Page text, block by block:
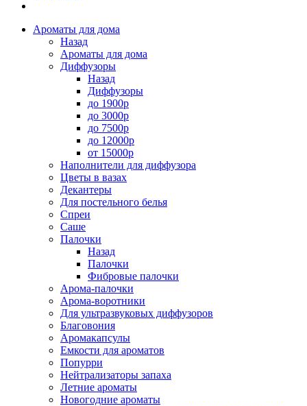
Ароматы для дома
Назад
Ароматы для дома
Диффузоры
Назад
Диффузоры
до 1900р
до 3000р
до 7500р
до 12000р
от 15000р
Наполнители для диффузора
Цветы в вазах
Декантеры
Для постельного белья
Спреи
Саше
Палочки
Назад
Палочки
Фибровые палочки
Арома-палочки
Арома-воротники
Для ультразвуковых диффузоров
Благовония
Аромакапсулы
Емкости для ароматов
Попурри
Нейтрализаторы запаха
Летние ароматы
Новогодние ароматы